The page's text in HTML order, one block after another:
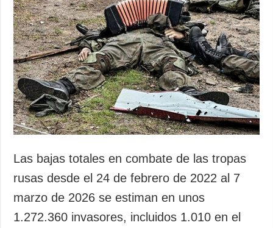
Las bajas totales en combate de las tropas
rusas desde el 24 de febrero de 2022 al 7
marzo de 2026 se estiman en unos
1.272.360 invasores, incluidos 1.010 en el